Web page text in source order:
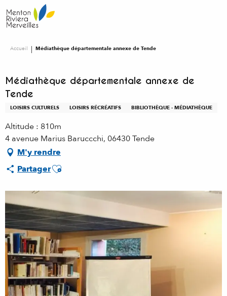
au
contenu
Accueil Médiathèque départementale annexe de Tende
Médiathèque départementale annexe de
Tende
LOISIRS CULTURELS LOISIRS RÉCRÉATIFS BIBLIOTHÈQUE - MÉDIATHÈQUE
Altitude : 810m
4 avenue Marius Baruccchi, 06430 Tende
M'y rendre
PartagerAjouter aux favoris